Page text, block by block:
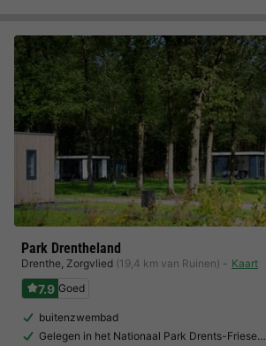
Park Drentheland
Drenthe, Zorgvlied (19,4 km van Ruinen) Kaart
7.9 Goed
buitenzwembad
Gelegen in het Nationaal Park Drents-Friese…